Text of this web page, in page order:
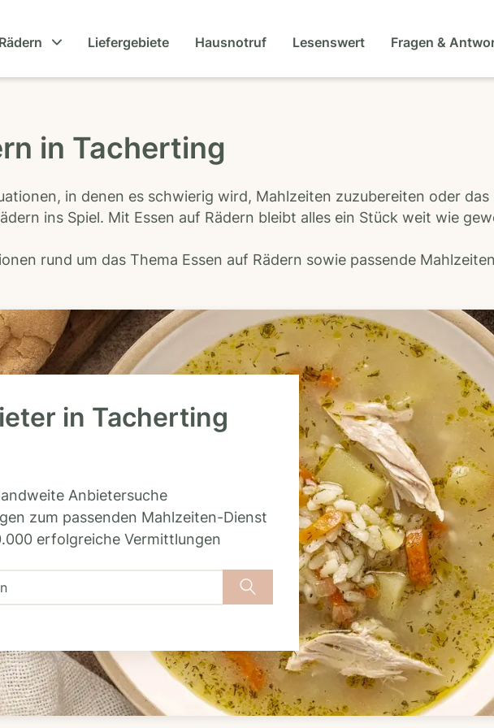
Liefergebiete Hausnotruf Lesenswert Fragen &
in Tacherting
in denen es schwierig wird, Mahlzeiten zuzubereiten oder
ins Spiel. Mit Essen auf Rädern bleibt alles ein Stück weit wie
rund um das Thema Essen auf Rädern sowie passende
in Tacherting
Anbietersuche
zum passenden Mahlzeiten-Dienst
erfolgreiche Vermittlungen